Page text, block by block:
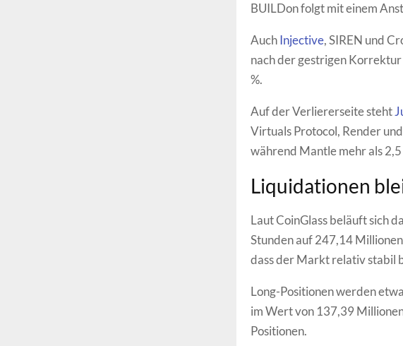
BUILDon folgt mit einem
AuchInjective, SIREN und
nach der gestrigen Korrektur
%.
Auf der Verliererseite steht
Virtuals Protocol, Render
während Mantle mehr als
Liquidationen
Laut CoinGlass beläuft sich
Stunden auf 247,14
dass der Markt relativ stabil
Long-Positionen werden
im Wert von 137,39
Positionen.